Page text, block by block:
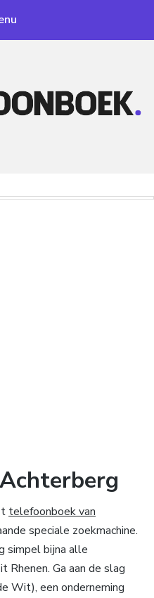
telefoonboek van
speciale zoekmachine.
simpel bijna alle
Rhenen. Ga aan de slag
Wit), een onderneming